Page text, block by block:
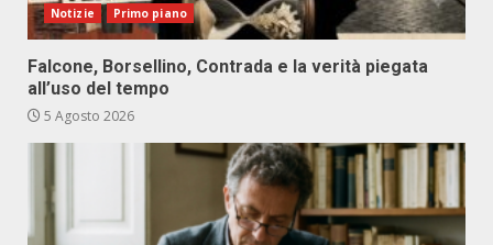
Notizie Primo piano
Falcone, Borsellino, Contrada e la verità piegata
all’uso del tempo
5 Agosto 2026